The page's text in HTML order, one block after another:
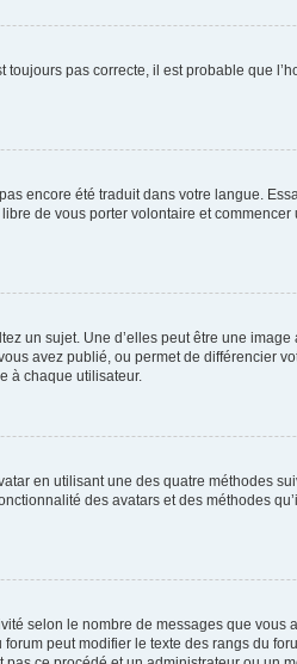
pas correcte, il est probable que
encore été traduit dans votre langue.
de vous porter volontaire et
un sujet. Une d’elles peut être une
avez publié, ou permet de différencier
à chaque utilisateur.
en utilisant une des quatre méthodes
des avatars et des méthodes
selon le nombre de messages que
peut modifier le texte des rangs du